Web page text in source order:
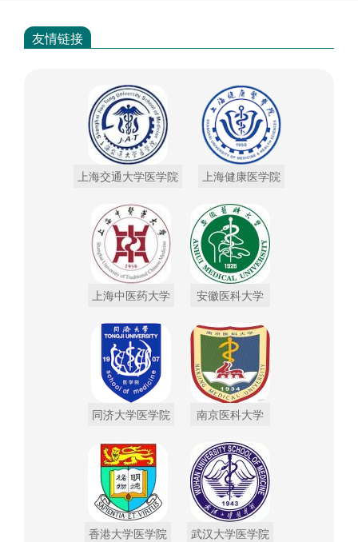
友情链接
上海交通大学医学院 上海健康医学院
上海中医药大学 安徽医科大学
同济大学医学院 南京医科大学
香港大学医学院 武汉大学医学院